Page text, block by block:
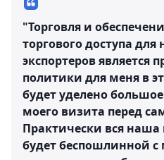
"Торговля и
торгового доступа для
экспортеров
политики для меня в
будет уделено
моего визита перед
Практически вся
будет беспошлинной с